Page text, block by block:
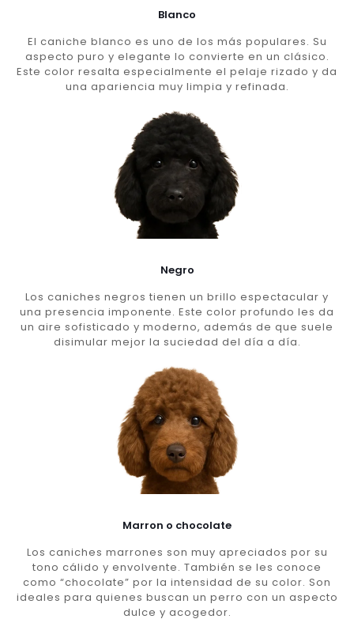
Blanco
El caniche blanco es uno de los más populares. Su
aspecto puro y elegante lo convierte en un clásico.
Este color resalta especialmente el pelaje rizado y da
una apariencia muy limpia y refinada.
Negro
Los caniches negros tienen un brillo espectacular y
una presencia imponente. Este color profundo les da
un aire sofisticado y moderno, además de que suele
disimular mejor la suciedad del día a día.
Marron o chocolate
Los caniches marrones son muy apreciados por su
tono cálido y envolvente. También se les conoce
como “chocolate” por la intensidad de su color. Son
ideales para quienes buscan un perro con un aspecto
dulce y acogedor.